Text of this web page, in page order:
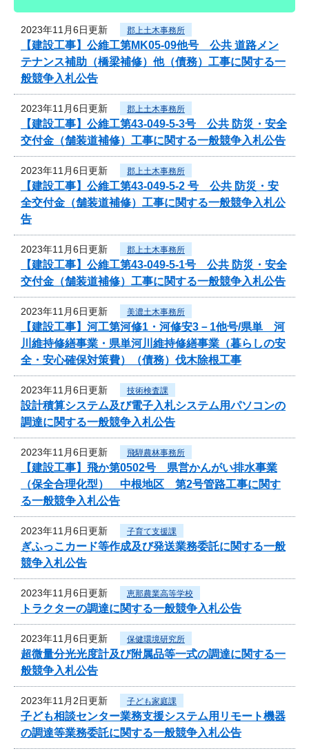
2023年11月6日更新 郡上土木事務所
【建設工事】公維工第MK05-09他号 公共 道路メン
テナンス補助（橋梁補修）他（債務）工事に関する一
般競争入札公告
2023年11月6日更新 郡上土木事務所
【建設工事】公維工第43-049-5-3号 公共 防災・安全
交付金（舗装道補修）工事に関する一般競争入札公告
2023年11月6日更新 郡上土木事務所
【建設工事】公維工第43-049-5-2 号 公共 防災・安
全交付金（舗装道補修）工事に関する一般競争入札公
告
2023年11月6日更新 郡上土木事務所
【建設工事】公維工第43-049-5-1号 公共 防災・安全
交付金（舗装道補修）工事に関する一般競争入札公告
2023年11月6日更新 美濃土木事務所
【建設工事】河工第河修1・河修安3－1他号/県単 河
川維持修繕事業・県単河川維持修繕事業（暮らしの安
全・安心確保対策費）（債務）伐木除根工事
2023年11月6日更新 技術検査課
設計積算システム及び電子入札システム用パソコンの
調達に関する一般競争入札公告
2023年11月6日更新 飛騨農林事務所
【建設工事】飛か第0502号 県営かんがい排水事業
（保全合理化型） 中根地区 第2号管路工事に関す
る一般競争入札公告
2023年11月6日更新 子育て支援課
ぎふっこカード等作成及び発送業務委託に関する一般
競争入札公告
2023年11月6日更新 恵那農業高等学校
トラクターの調達に関する一般競争入札公告
2023年11月6日更新 保健環境研究所
超微量分光光度計及び附属品等一式の調達に関する一
般競争入札公告
2023年11月2日更新 子ども家庭課
子ども相談センター業務支援システム用リモート機器
の調達等業務委託に関する一般競争入札公告